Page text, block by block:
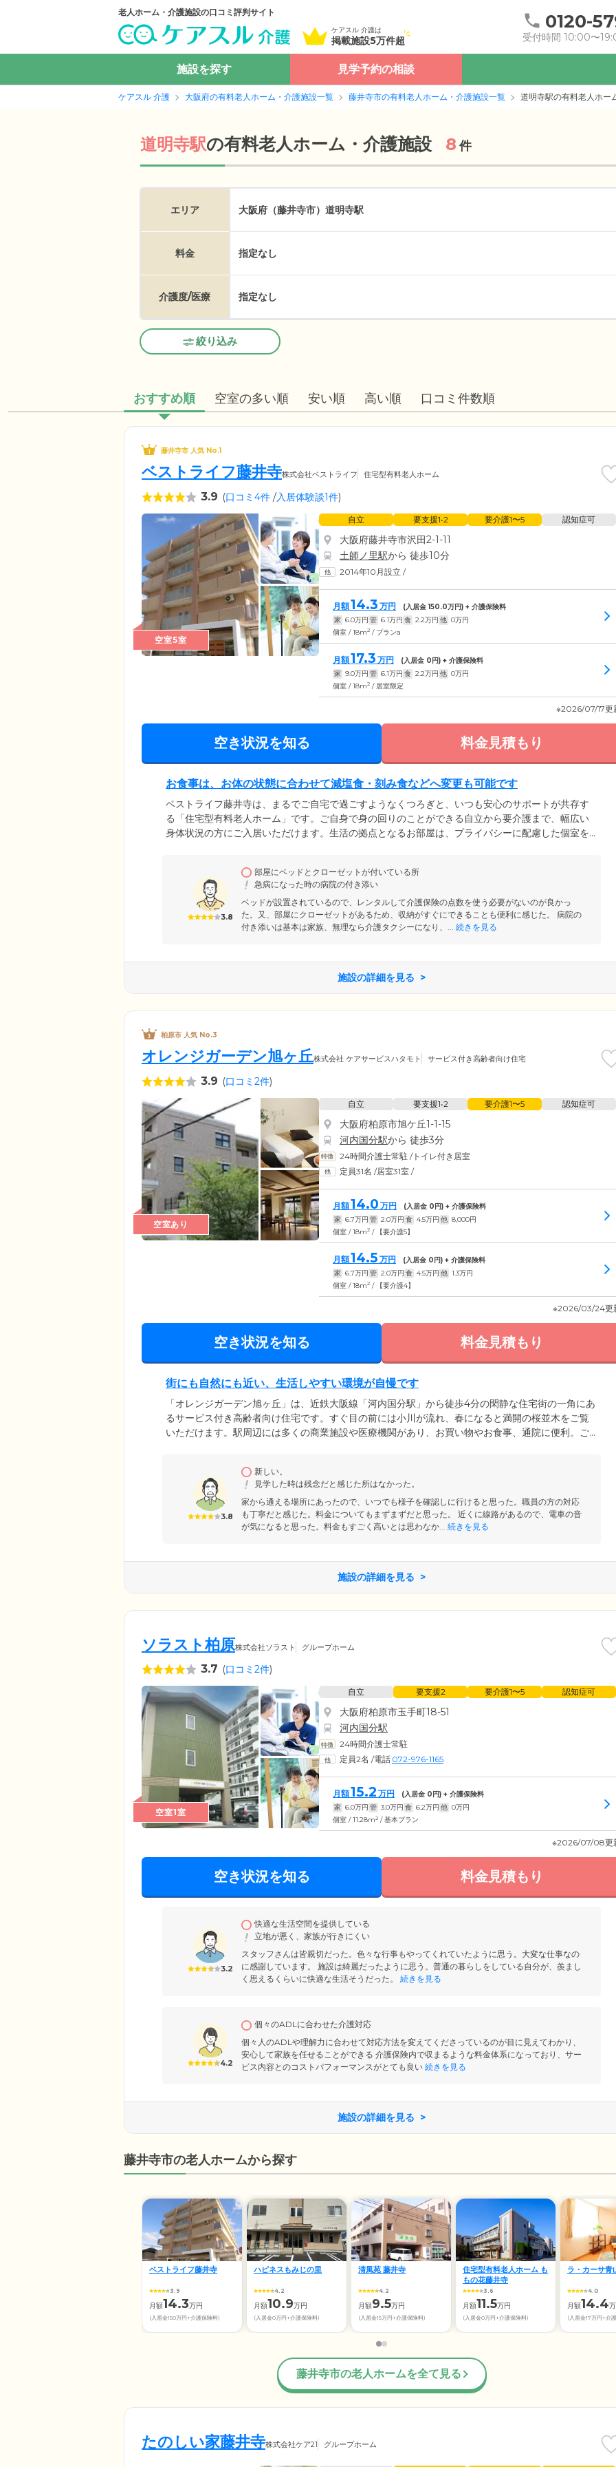
老人ホーム・介護施設の口コミ評判サイト
ケアスル 介護は
掲載施設5万件超
0120-
受付時間 10:00〜
施設を探す 見学予約の相談
ケアスル 介護 大阪府の有料老人ホーム・介護施設一覧 藤井寺市の有料老人ホーム・介護施設一覧 道明寺駅の有料老人ホー
道明寺駅の有料老人ホーム・介護施設 8 件
エリア 大阪府（藤井寺市） 道明寺駅
料金 指定なし
介護度/医療 指定なし
絞り込み
おすすめ順 空室の多い順 安い順 高い順 口コミ件数順
藤井寺市 人気 No.1
ベストライフ藤井寺株式会社ベストライフ 住宅型有料老人ホーム
3.9 (口コミ4件 /入居体験談1件)
空室5室
自立 要支援1•2 要介護1〜5 認知症可
大阪府藤井寺市沢田2-1-11
土師ノ里駅から 徒歩10分
2014年10月設立 /
月額14.3 万円 (入居金150.0万円) + 介護保険料
家 6.0万円 管 6.1万円 食 2.2万円 他 0万円
個室 / 18m2 / プランa
月額17.3 万円 (入居金 0円) + 介護保険料
家 9.0万円 管 6.1万円 食 2.2万円 他 0万円
個室 / 18m2 / 居室限定
※2026/07/17更
空き状況を知る 料金見積もり
お食事は、お体の状態に合わせて減塩食・刻み食などへ変更も可能です
ベストライフ藤井寺は、まるでご自宅で過ごすようなくつろぎと、いつも安心のサポートが共存す
る「住宅型有料老人ホーム」です。ご自身で身の回りのことができる自立から要介護まで、幅広い
身体状況の方にご入居いただけます。生活の拠点となるお部屋は、プライバシーに配慮した個室を
ための刻み・ソフト食・ミキサー食などの対応も可能ですので、ご相談ください。
3.8
部屋にベッドとクローゼットが付いている所
急病になった時の病院の付き添い
ベッドが設置されているので、レンタルして介護保険の点数を使う必要がないのが良かっ
た。又、部屋にクローゼットがあるため、収納がすぐにできることも便利に感じた。 病院の
付き添いは基本は家族、無理なら介護タクシーになり、...
続きを見る
施設の詳細を見る
柏原市 人気 No.3
オレンジガーデン旭ヶ丘株式会社 ケアサービスハタモト サービス付き高齢者向け住宅
3.9 (口コミ2件)
空室あり
自立 要支援1•2 要介護1〜5 認知症可
大阪府柏原市旭ケ丘1-1-15
河内国分駅から 徒歩3分
24時間介護士常駐 /トイレ付き居室
定員31名 /居室31室 /
月額14.0 万円 (入居金 0円) + 介護保険料
家 6.7万円 管 2.0万円 食 4.5万円 他 8,000円
個室 / 18m2 / 【要介護5】
月額14.5 万円 (入居金 0円) + 介護保険料
家 6.7万円 管 2.0万円 食 4.5万円 他 1.3万円
個室 / 18m2 / 【要介護4】
※2026/03/24更
空き状況を知る 料金見積もり
街にも自然にも近い、生活しやすい環境が自慢です
「オレンジガーデン旭ヶ丘」は、近鉄大阪線「河内国分駅」から徒歩4分の閑静な住宅街の一角にあ
るサービス付き高齢者向け住宅です。すぐ目の前には小川が流れ、春になると満開の桜並木をご覧
いただけます。駅周辺には多くの商業施設や医療機関があり、お買い物やお食事、通院に便利。ご
屋はもちろん、館内すべてがバリアフリー設計で安心・安全。機械浴もご用意しているため、ご自
身での移動が難しい方もサポートを受けながらご入浴いただけます。
3.8
新しい。
見学した時は残念だと感じた所はなかった。
家から通える場所にあったので、いつでも様子を確認しに行けると思った。職員の方の対応
も丁寧だと感じた。料金についてもまずまずだと思った。 近くに線路があるので、電車の音
が気になると思った。料金もすごく高いとは思わなか...
続きを見る
施設の詳細を見る
ソラスト柏原株式会社ソラスト グループホーム
3.7 (口コミ2件)
空室1室
自立 要支援2 要介護1〜5 認知症可
大阪府柏原市玉手町18-51
河内国分駅
24時間介護士常駐
定員2名 /電話 072-976-1165
月額15.2 万円 (入居金 0 円) + 介護保険料
家 6.0万円 管 3.0万円 食 6.2万円 他 0万円
個室 / 11.28m2 / 基本プラン
※2026/07/08更
空き状況を知る 料金見積もり
3.2
快適な生活空間を提供している
立地が悪く、家族が行きにくい
スタッフさんは皆親切だった。色々な行事もやってくれていたように思う。大変な仕事なの
に感謝しています。 施設は綺麗だったように思う。普通の暮らしをしている自分が、羨まし
く思えるくらいに快適な生活そうだった。
続きを見る
4.2
個々のADLに合わせた介護対応
個々人のADLや理解力に合わせて対応方法を変えてくださっているのが目に見えてわかり、
安心して家族を任せることができる 介護保険内で収まるような料金体系になっており、サー
ビス内容とのコストパフォーマンスがとても良い 続きを見る
施設の詳細を見る
藤井寺市の老人ホームから探す
ベストライフ藤井寺
3.9
月額14.3万円
(入居金150万円+介護保険料)
ハピネスもみじの里
4.2
月額10.9万円
(入居金0万円+介護保険料)
清風苑 藤井寺
4.2
月額9.5万円
(入居金15万円+介護保険料)
住宅型有料老人ホーム も
もの花藤井寺
3.6
月額11.5万円
(入居金0万円+介護保険料)
ラ・カーサ青
4.0
月額14.4
(入居金17万円+介
藤井寺市の老人ホームを全て見る
たのしい家藤井寺株式会社ケア21 グループホーム